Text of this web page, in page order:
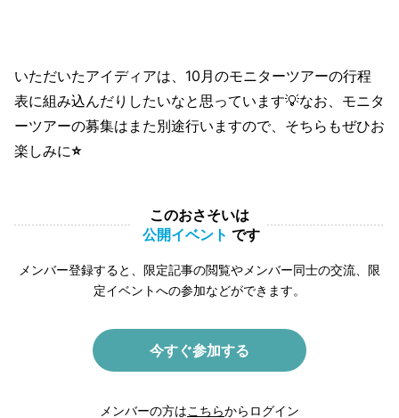
いただいたアイディアは、10月のモニターツアーの行程
表に組み込んだりしたいなと思っています💡なお、モニタ
ーツアーの募集はまた別途行いますので、そちらもぜひお
楽しみに⭐️
このおさそいは
公開イベント です
メンバー登録すると、限定記事の閲覧やメンバー同士の交流、限
定イベントへの参加などができます。
今すぐ参加する
メンバーの方はこちらからログイン